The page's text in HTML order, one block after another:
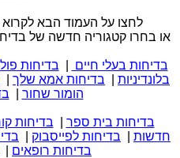
לחצו על העמוד הבא
או בחרו קטגוריה חדשה של
בדיחות בעלי חיים בדיחות
בלונדיניות
בדיחות אמא שלך
הומור שחור
בדיחות בית ספר בדיחות
חדשות
בדיחות לפייסבוק
בדיחות רופאים